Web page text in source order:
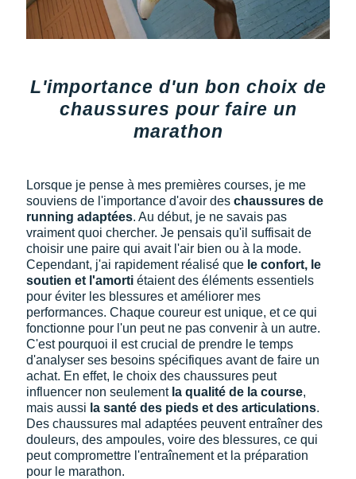
L'importance d'un bon choix de
chaussures pour faire un
marathon
Lorsque je pense à mes premières courses, je me
souviens de l'importance d'avoir des chaussures de
running adaptées. Au début, je ne savais pas
vraiment quoi chercher. Je pensais qu'il suffisait de
choisir une paire qui avait l'air bien ou à la mode.
Cependant, j'ai rapidement réalisé que le confort, le
soutien et l'amorti étaient des éléments essentiels
pour éviter les blessures et améliorer mes
performances. Chaque coureur est unique, et ce qui
fonctionne pour l'un peut ne pas convenir à un autre.
C'est pourquoi il est crucial de prendre le temps
d'analyser ses besoins spécifiques avant de faire un
achat. En effet, le choix des chaussures peut
influencer non seulement la qualité de la course,
mais aussi la santé des pieds et des articulations.
Des chaussures mal adaptées peuvent entraîner des
douleurs, des ampoules, voire des blessures, ce qui
peut compromettre l'entraînement et la préparation
pour le marathon.
Raidlight
Reebok
Saucony
Scott
Shokz
Sidas
Smoon
Speedo
Suunto
Ta Energy
The North Face
Thuasne